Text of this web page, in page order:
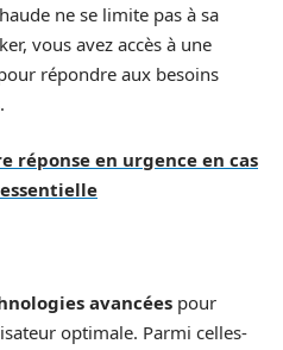
ne se limite pas à sa
vous avez accès à une
répondre aux besoins
réponse en urgence en cas
avancées pour
optimale. Parmi celles-